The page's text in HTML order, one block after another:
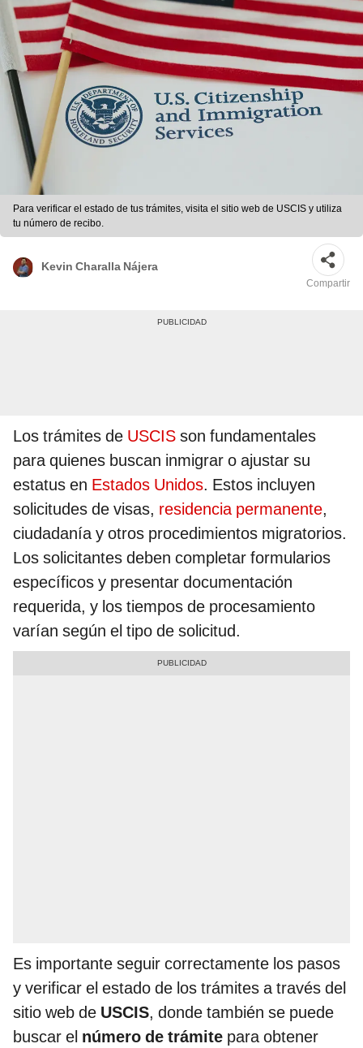
Para verificar el estado de tus trámites, visita el sitio web de USCIS y utiliza
tu número de recibo.
Kevin Charalla Nájera
Compartir
Los trámites de USCIS son fundamentales
para quienes buscan inmigrar o ajustar su
estatus en Estados Unidos. Estos incluyen
solicitudes de visas, residencia permanente,
ciudadanía y otros procedimientos migratorios.
Los solicitantes deben completar formularios
específicos y presentar documentación
requerida, y los tiempos de procesamiento
varían según el tipo de solicitud.
Es importante seguir correctamente los pasos
y verificar el estado de los trámites a través del
sitio web de USCIS, donde también se puede
buscar el número de trámite para obtener